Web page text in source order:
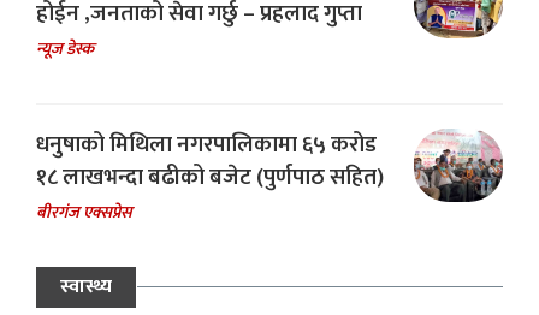
होईन ,जनताको सेवा गर्छु – प्रहलाद गुप्ता
न्यूज डेस्क
धनुषाको मिथिला नगरपालिकामा ६५ करोड
१८ लाखभन्दा बढीको बजेट (पुर्णपाठ सहित)
बीरगंज एक्सप्रेस
स्वास्थ्य